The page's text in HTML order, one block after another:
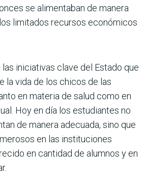
se alimentaban de manera
limitados recursos econó­micos
iniciativas clave del Estado que
la vida de los chicos de las
en materia de salud como en
Hoy en día los estudiantes no
de manera adecuada, sino que
en las instituciones
en cantidad de alumnos y en